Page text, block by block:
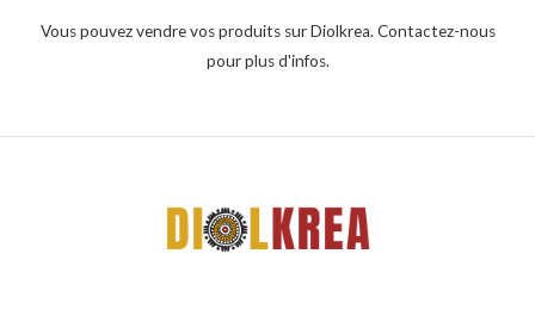
Vous pouvez vendre vos produits sur Diolkrea. Contactez-nous
pour plus d'infos.